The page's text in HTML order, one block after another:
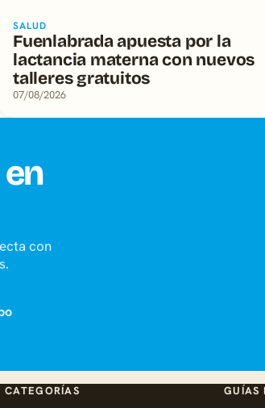
SALUD
Fuenlabrada apuesta por la
lactancia materna con nuevos
talleres gratuitos
07/08/2026
con
CATEGORÍAS GUÍAS